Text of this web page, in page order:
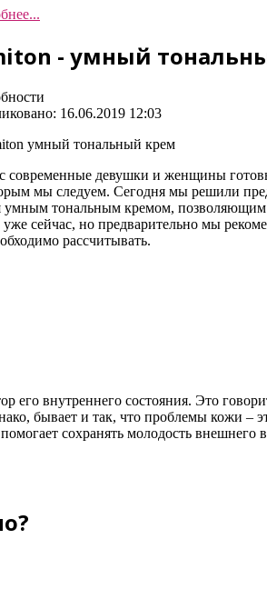
- умный
16.06.2019 12:03
современные девушки и женщины
мы следуем. Сегодня мы решили
умным тональным кремом,
сейчас, но предварительно мы
рассчитывать.
его внутреннего состояния. Это
бывает и так, что проблемы кожи
сохранять молодость